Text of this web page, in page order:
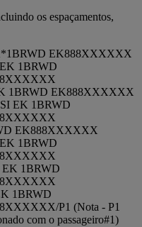
os espaçamentos,
EK888XXXXXX
1BRWD
1BRWD EK888XXXXXX
EK 1BRWD
EK888XXXXXX
1BRWD
EK 1BRWD
1BRWD
P1 (Nota - P1
com o passageiro#1)